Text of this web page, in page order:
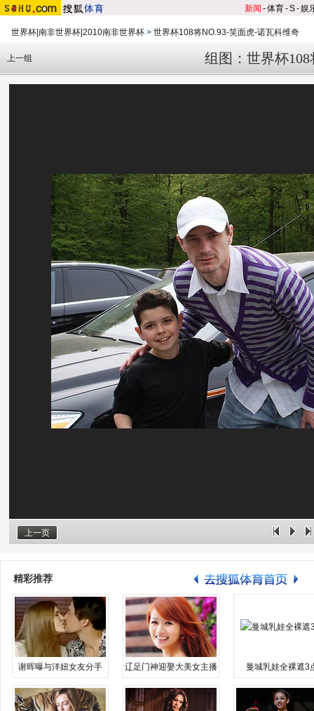
新闻 -体育-S-娱
世界杯|南非世界杯|2010南非世界杯 > 世界杯108将NO.93-笑面虎-诺瓦科维奇
组图：世界杯
上一组
上一页
精彩推荐
谢晖曝与洋妞女友分手 辽足门神迎娶大美女主播 曼城乳娃全裸遮3